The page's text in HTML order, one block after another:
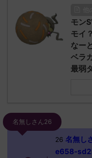
モン
モイ
なー
ベラ
最弱
名無しさん26
26 名無し
e658-